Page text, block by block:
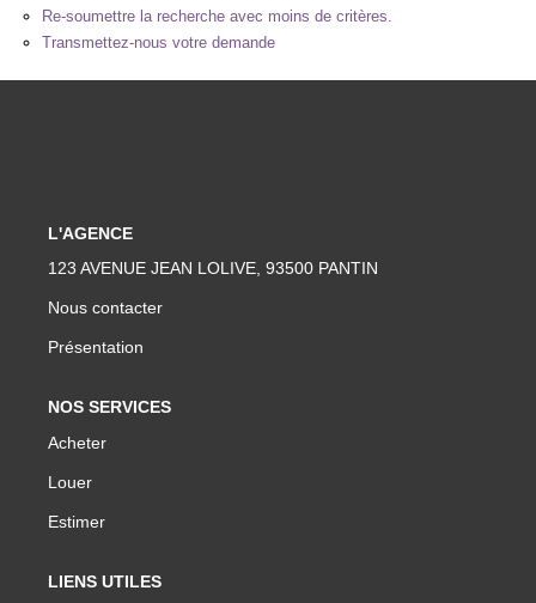
Qui Sommes-Nous ?
Re-soumettre la recherche avec moins de critères.
Transmettez-nous votre demande
L'AGENCE
123 AVENUE JEAN LOLIVE, 93500 PANTIN
Nous contacter
Présentation
NOS SERVICES
Acheter
Louer
Estimer
LIENS UTILES